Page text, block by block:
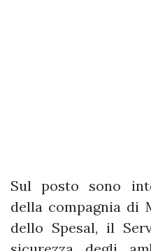
Sul posto sono
della compagnia di
dello Spesal, il